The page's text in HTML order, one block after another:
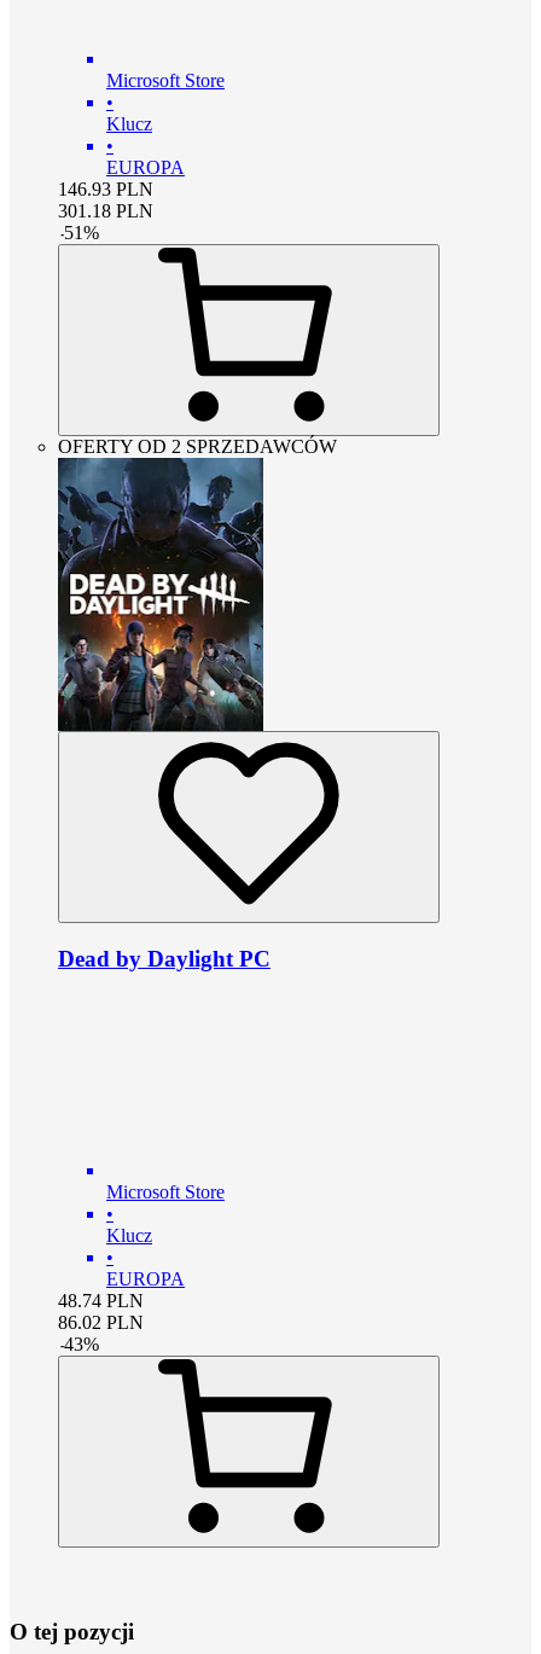
Microsoft Store
•
Klucz
•
EUROPA
146.93 PLN
301.18 PLN
-51%
OFERTY OD 2 SPRZEDAWCÓW
Dead by Daylight PC
Microsoft Store
•
Klucz
•
EUROPA
48.74 PLN
86.02 PLN
-43%
O tej pozycji